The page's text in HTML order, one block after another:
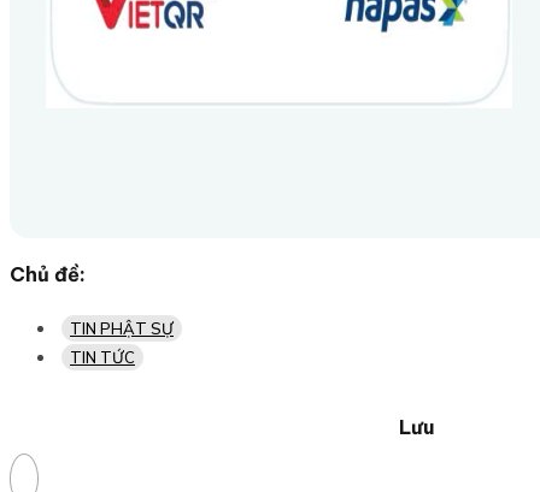
Chủ đề:
TIN PHẬT SỰ
TIN TỨC
Lưu